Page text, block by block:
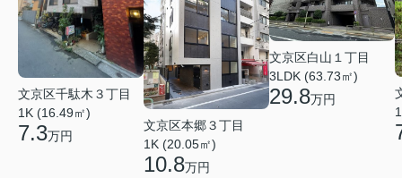
文京区千駄木３丁目
1K (16.49㎡)
7.3万円
文京区本郷３丁目
1K (20.05㎡)
10.8万円
文京区白山１丁目
3LDK (63.73㎡)
29.8万円